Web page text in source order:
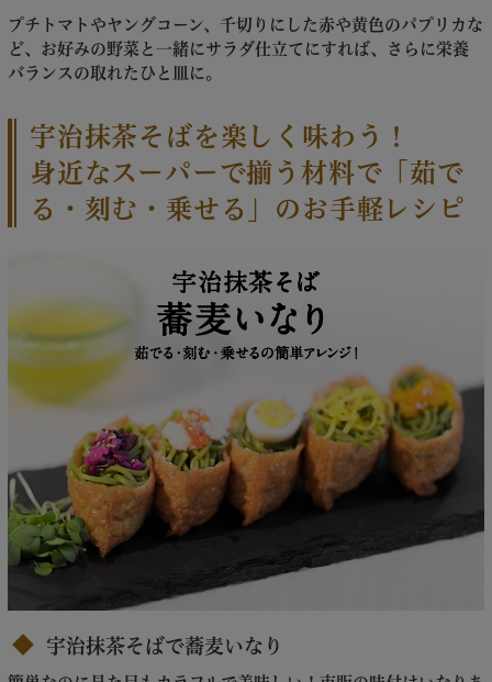
プチトマトやヤングコーン、千切りにした赤や黄色のパプリカな
ど、お好みの野菜と一緒にサラダ仕立てにすれば、さらに栄養
バランスの取れたひと皿に。
宇治抹茶そばを楽しく味わう！
身近なスーパーで揃う材料で「茹で
る・刻む・乗せる」のお手軽レシピ
宇治抹茶そばで蕎麦いなり